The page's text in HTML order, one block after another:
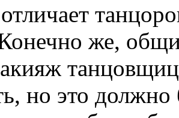
же,
но это должно